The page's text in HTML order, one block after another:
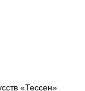
«Тессен»